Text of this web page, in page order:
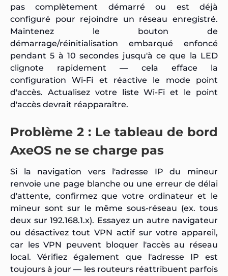
pas complètement démarré ou est déjà
configuré pour rejoindre un réseau enregistré.
Maintenez le bouton de
démarrage/réinitialisation embarqué enfoncé
pendant 5 à 10 secondes jusqu'à ce que la LED
clignote rapidement — cela efface la
configuration Wi-Fi et réactive le mode point
d'accès. Actualisez votre liste Wi-Fi et le point
d'accès devrait réapparaître.
Problème 2 : Le tableau de bord
AxeOS ne se charge pas
Si la navigation vers l'adresse IP du mineur
renvoie une page blanche ou une erreur de délai
d'attente, confirmez que votre ordinateur et le
mineur sont sur le même sous-réseau (ex. tous
deux sur 192.168.1.x). Essayez un autre navigateur
ou désactivez tout VPN actif sur votre appareil,
car les VPN peuvent bloquer l'accès au réseau
local. Vérifiez également que l'adresse IP est
toujours à jour — les routeurs réattribuent parfois